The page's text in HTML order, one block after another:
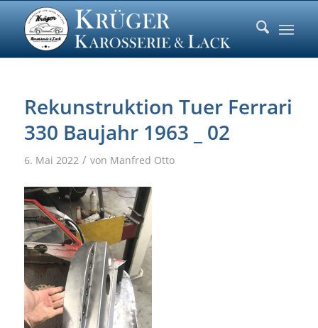
Rekunstruktion Tuer Ferrari
330 Baujahr 1963 _ 02
6. Mai 2022 / von Manfred Otto